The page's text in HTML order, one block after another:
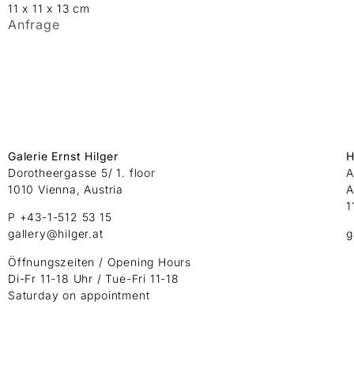
11 x 11 x 13 cm
Anfrage
Galerie Ernst Hilger
Dorotheergasse 5/ 1. floor
1010 Vienna, Austria
P +43-1-512 53 15
gallery@hilger.at
Öffnungszeiten / Opening Hours
Di-Fr 11-18 Uhr / Tue-Fri 11-18
Saturday on appointment